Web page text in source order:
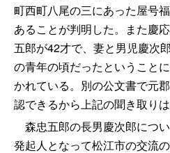
町西町八尾の三にあった屋号
あることが判明した。また慶
五郎が42才で、妻と男児慶次
の青年の頃だったということ
かれている。別の公文書で元
認できるから上記の聞き取り
森忠五郎の長男慶次郎につ
発起人となって松江市の交流